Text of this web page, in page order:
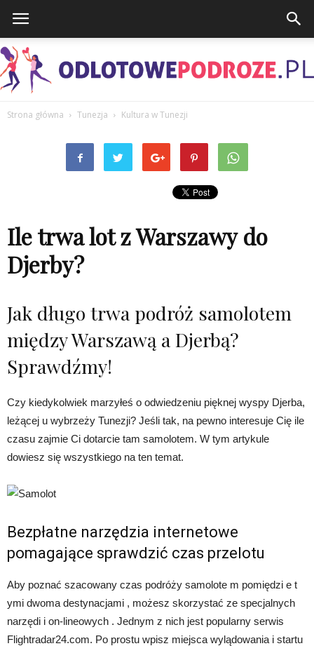
Strona główna Tunezja Kultura w Tunezji
Ile trwa lot z Warszawy do
Djerby?
Jak długo trwa podróż samolotem
między Warszawą a Djerbą?
Sprawdźmy!
Czy kiedykolwiek marzyłeś o odwiedzeniu pięknej wyspy Djerba,
leżącej u wybrzeży Tunezji? Jeśli tak, na pewno interesuje Cię ile
czasu zajmie Ci dotarcie tam samolotem. W tym artykule
dowiesz się wszystkiego na ten temat.
Bezpłatne narzędzia internetowe
pomagające sprawdzić czas przelotu
Aby poznać szacowany czas podróży samolote m pomiędzi e t
ymi dwoma destynacjami , możesz skorzystać ze specjalnych
narzędi i on-lineowych . Jednym z nich jest popularny serwis
Flightradar24.com. Po prostu wpisz miejsca wylądowania i startu